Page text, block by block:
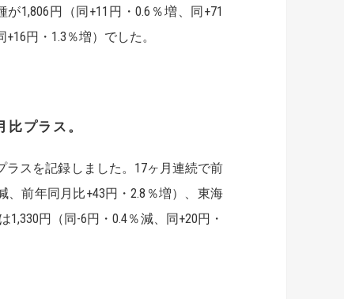
1,806円（同+11円・0.6％増、同+71
円・1.3％増）でした。
プラス。
スを記録しました。17ヶ月連続で前
、前年同月比+43円・2.8％増）、東海
円（同-6円・0.4％減、同+20円・